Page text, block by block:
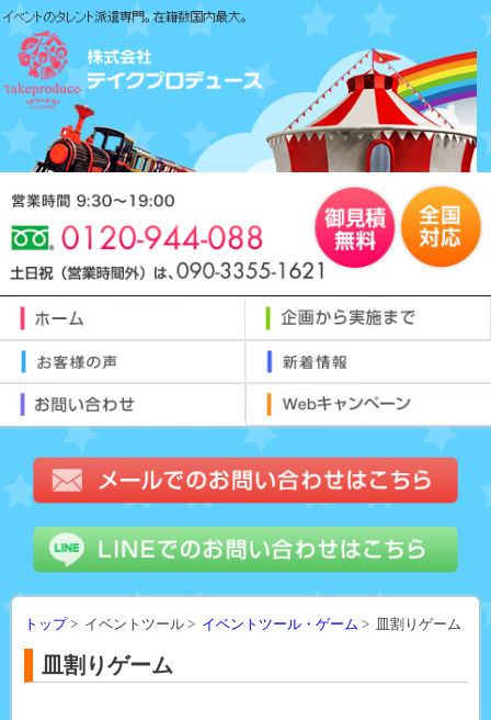
トップ> イベントツール > イベントツール・ゲーム > 皿割りゲーム
皿割りゲーム